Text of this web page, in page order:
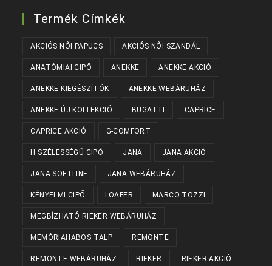
Termék Címkék
AKCIÓS NŐI PAPUCS AKCIÓS NŐI SZANDÁL
ANATÓMIAI CIPŐ ANEKKE ANEKKE AKCIÓ
ANEKKE KIEGÉSZÍTŐK ANEKKE WEBÁRUHÁZ
ANEKKE ÚJ KOLLEKCIÓ BUGATTI CAPRICE
CAPRICE AKCIÓ G-COMFORT
H SZÉLESSÉGŰ CIPŐ JANA JANA AKCIÓ
JANA SOFTLINE JANA WEBÁRUHÁZ
KÉNYELMI CIPŐ LOAFER MARCO TOZZI
MEGBÍZHATÓ RIEKER WEBÁRUHÁZ
MEMÓRIAHABOS TALP REMONTE
REMONTE WEBÁRUHÁZ RIEKER RIEKER AKCIÓ